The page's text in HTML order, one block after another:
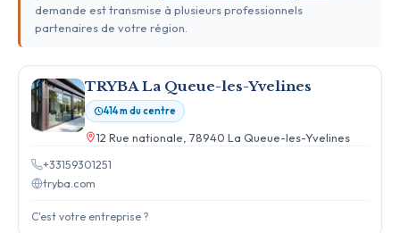
demande est transmise à plusieurs professionnels
partenaires de votre région.
TRYBA La Queue-les-Yvelines
414 m du centre
12 Rue nationale, 78940 La Queue-les-Yvelines
+33159301251
tryba.com
C'est votre entreprise ?